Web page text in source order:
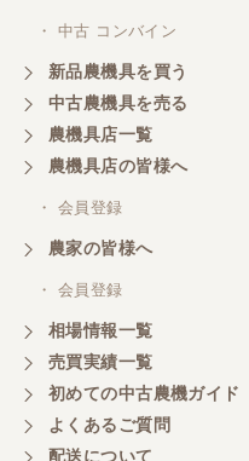
・ 中古 コンバイン
新品農機具を買う
中古農機具を売る
農機具店一覧
農機具店の皆様へ
・ 会員登録
農家の皆様へ
・ 会員登録
相場情報一覧
売買実績一覧
初めての中古農機ガイド
よくあるご質問
配送について